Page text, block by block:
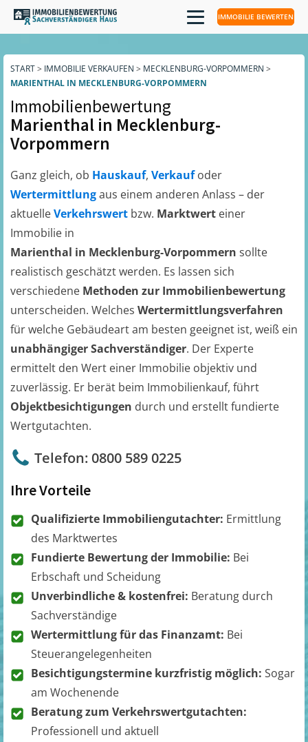
IMMOBILIE BEWERTEN
START> IMMOBILIE VERKAUFEN > MECKLENBURG-VORPOMMERN >
MARIENTHAL IN MECKLENBURG-VORPOMMERN
Immobilienbewertung
Marienthal in Mecklenburg-
Vorpommern
Ganz gleich, ob Hauskauf, Verkaufoder
Wertermittlungaus einem anderen Anlass – der
aktuelleVerkehrswert bzw. Marktwert einer
Immobilie in
Marienthal in Mecklenburg-Vorpommern sollte
realistisch geschätzt werden. Es lassen sich
verschiedene Methoden zur Immobilienbewertung
unterscheiden. Welches Wertermittlungsverfahren
für welche Gebäudeart am besten geeignet ist, weiß ein
unabhängiger Sachverständiger. Der Experte
ermittelt den Wert einer Immobilie objektiv und
zuverlässig. Er berät beim Immobilienkauf, führt
Objektbesichtigungen durch und erstellt fundierte
Wertgutachten.
Telefon: 0800 589 0225
Ihre Vorteile
Qualifizierte Immobiliengutachter: Ermittlung
des Marktwertes
Fundierte Bewertung der Immobilie: Bei
Erbschaft und Scheidung
Unverbindliche & kostenfrei: Beratung durch
Sachverständige
Wertermittlung für das Finanzamt: Bei
Steuerangelegenheiten
Besichtigungstermine kurzfristig möglich: Sogar
am Wochenende
Beratung zum Verkehrswertgutachten:
Professionell und aktuell